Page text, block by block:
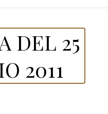
DEL 25
2011